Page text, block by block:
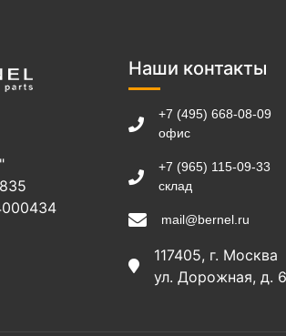
Наши контакты
+7 (495) 668-08-09
офис
+7 (965) 115-09-33
склад
mail@bernel.ru
117405, г. Москва
ул. Дорожная, д.